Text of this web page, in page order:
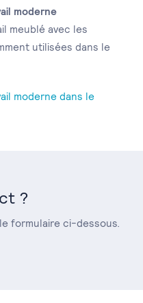
moderne
meublé avec les
utilisées dans le
moderne dans le
?
formulaire ci-dessous.